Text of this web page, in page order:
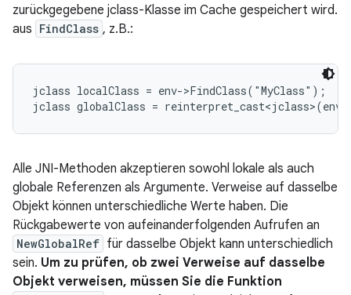
zurückgegebene jclass-Klasse im Cache gespeichert wird.
aus FindClass , z.B.:
jclass localClass = env->FindClass("MyClass");
jclass globalClass = reinterpret_cast<jclass>(env-
Alle JNI-Methoden akzeptieren sowohl lokale als auch
globale Referenzen als Argumente. Verweise auf dasselbe
Objekt können unterschiedliche Werte haben. Die
Rückgabewerte von aufeinanderfolgenden Aufrufen an
NewGlobalRef für dasselbe Objekt kann unterschiedlich
sein. Um zu prüfen, ob zwei Verweise auf dasselbe
Objekt verweisen, müssen Sie die Funktion